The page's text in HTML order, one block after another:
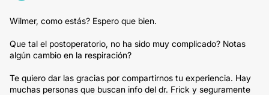
Wilmer, como estás? Espero que bien.
Que tal el postoperatorio, no ha sido muy complicado? Notas
algún cambio en la respiración?
Te quiero dar las gracias por compartirnos tu experiencia. Hay
muchas personas que buscan info del dr. Frick y seguramente